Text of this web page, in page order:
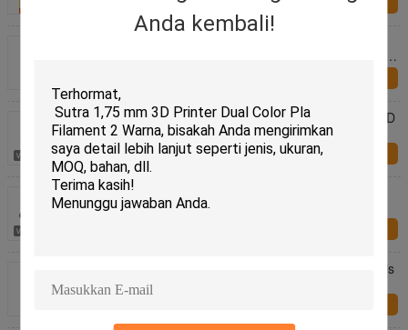
Anda kembali!
Hubungi kami
PINRUI Tiga Warna Filament Sutra Untuk Printer 3D
Hubungi kami
Filamen warna perjalanan, filamen warna ganda,
filamen sutra, filamen pla, filamen 3d
13 Warna 3D PLA Filament 1.75mm Pembuat Habis
Plastik Bot / RepRap 3D